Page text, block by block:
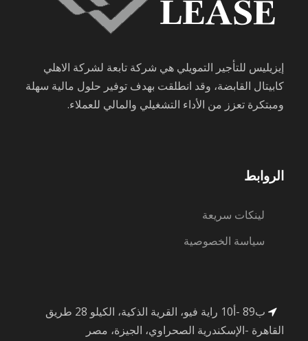
إيزيليس للتأجير التمويلي هي شركة تابعة لشركة الاهلي
كابيتال القابضة، وقد انطلقت بهدف توفير حلول مالية سهلة
ومبتكرة تعزز من الأداء التشغيلي والمالي للعملاء.
الروابط
لينكات سريعة
سياسة الخصوصية
ب89 -أ10 راية فيو، القرية الذكية، الكيلو 28 طريق
القاهرة -الإسكندرية الصحراوي، الجيزة، مصر